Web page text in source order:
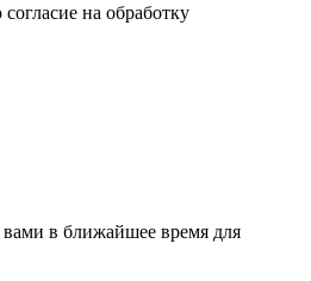
на обработку
в ближайшее время для